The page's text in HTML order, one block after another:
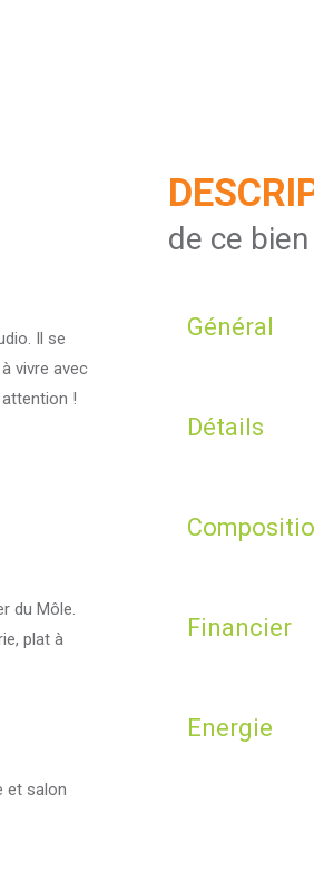
Il se
vivre avec
attention !
du Môle.
plat à
et salon
de ce bien
Général
Détails
Financier
Energie